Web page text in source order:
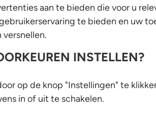
aan te bieden die voor u
te bieden en uw
INSTELLEN?
op de knop "Instellingen" te
in of uit te schakelen.